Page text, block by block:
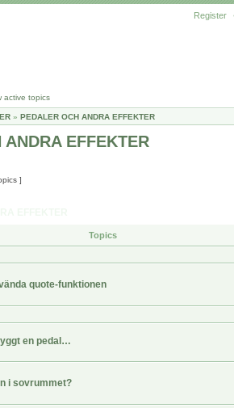
Register
active topics
» PEDALER OCH ANDRA EFFEKTER
ANDRA EFFEKTER
]
Topics
quote-funktionen
en pedal…
i sovrummet?